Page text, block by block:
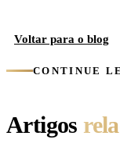
Voltar para o blog
CONTINUE
Artigos